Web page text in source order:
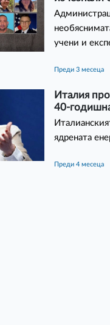
учени и
преди 3 месеца
Италия
40-
ядрената
преди 4 месеца